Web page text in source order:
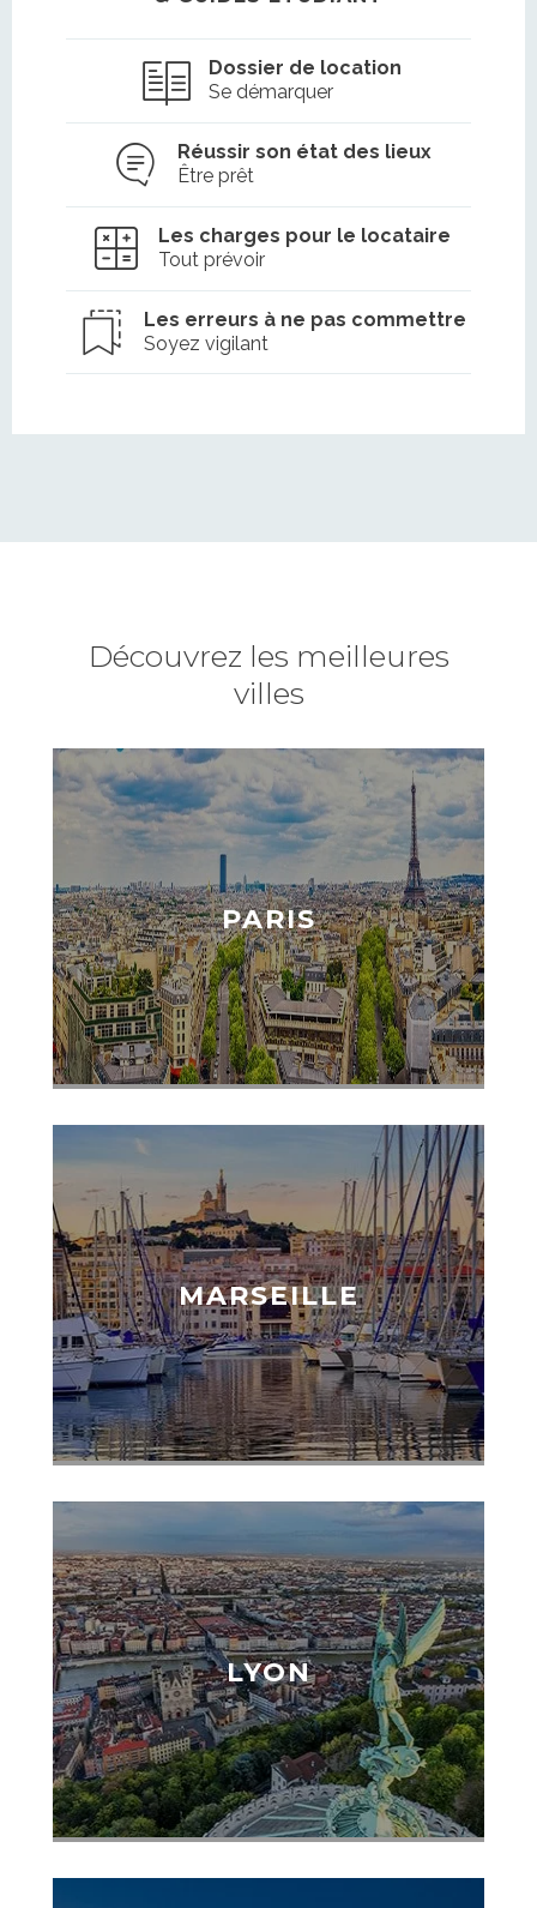
Dossier de location
Se démarquer
Réussir son état des lieux
Être prêt
Les charges pour le locataire
Tout prévoir
Les erreurs à ne pas commettre
Soyez vigilant
Découvrez les meilleures
villes
PARIS
MARSEILLE
LYON